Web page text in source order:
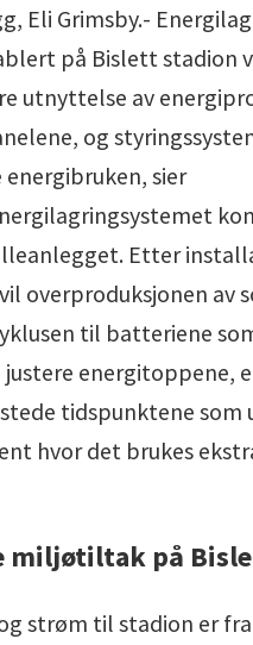
Eli Grimsby.-
på Bislett stadion
utnyttelse av
og
energibruken, sier
Etter
overproduksjonen av
til batteriene
energitoppene,
tidspunktene som
hvor det brukes
miljøtiltak på
strøm til stadion er